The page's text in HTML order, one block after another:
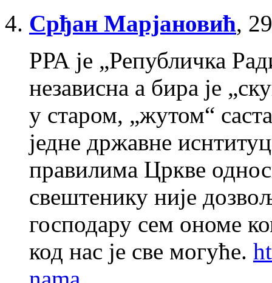
Срђан Марјановић,
РРА је „Републичка
независна а бира је
у старом, „жутом“
једне државне
правилима Цркве
свештенику није
господару сем ономе
код нас је све могуће.